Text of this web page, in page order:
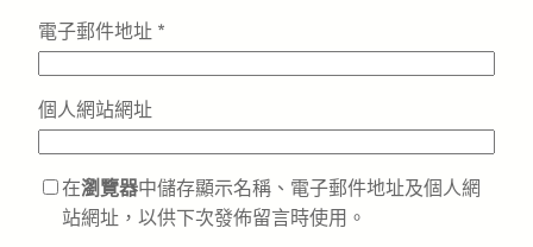
電子郵件地址 *
個人網站網址
在瀏覽器中儲存顯示名稱、電子郵件地址及個人網
站網址，以供下次發佈留言時使用。